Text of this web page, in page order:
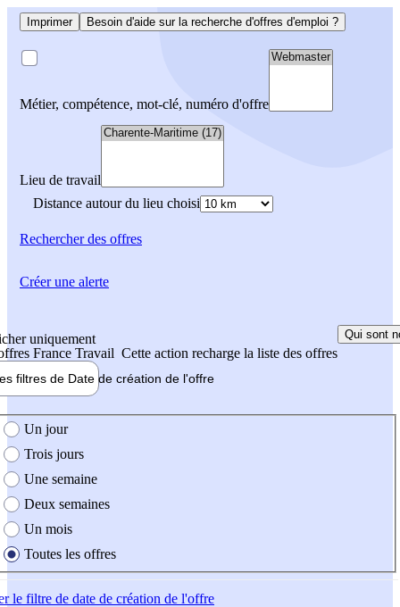
Imprimer Besoin d'aide sur la recherche d'offres d'emploi ?
Métier, compétence, mot-clé, numéro d'offre
Lieu de travail
Distance autour du lieu choisi
Rechercherdes offres
uniquement
France Travail Cette action recharge la liste des offres
Qui sont
filtres de Date de création de l'offre
création de l'offre
Un jour
Trois jours
Une semaine
Deux semaines
Un mois
Toutes les offres
le filtre de date de création de l'offre
Créer une alerte